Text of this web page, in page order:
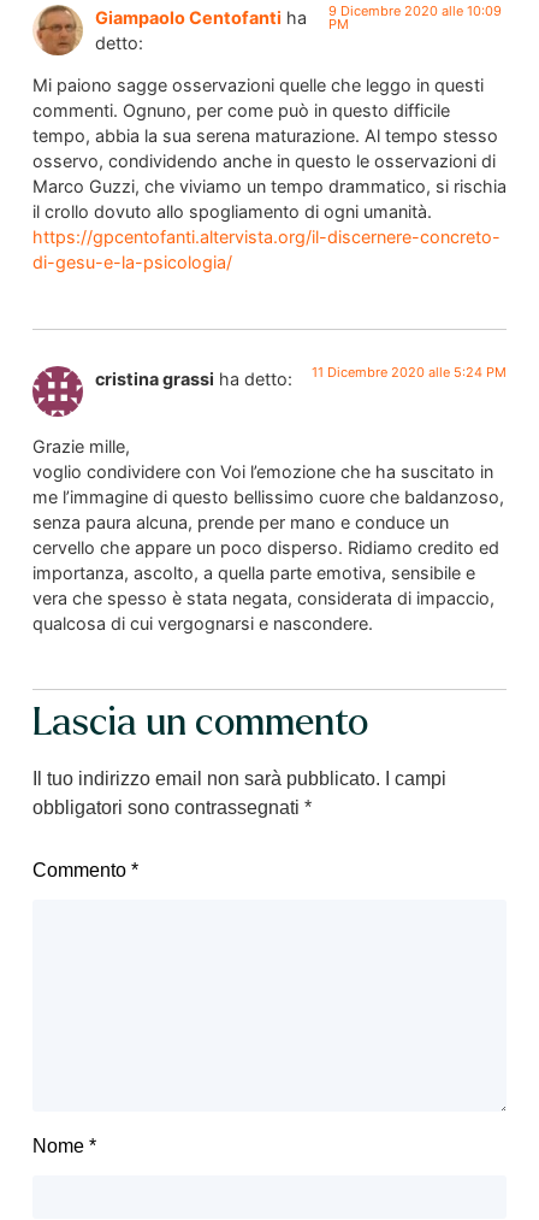
Giampaolo Centofanti ha
detto:
9 Dicembre 2020 alle 10:09
PM
Mi paiono sagge osservazioni quelle che leggo in questi
commenti. Ognuno, per come può in questo difficile
tempo, abbia la sua serena maturazione. Al tempo stesso
osservo, condividendo anche in questo le osservazioni di
Marco Guzzi, che viviamo un tempo drammatico, si rischia
il crollo dovuto allo spogliamento di ogni umanità.
https://gpcentofanti.altervista.org/il-discernere-concreto-
di-gesu-e-la-psicologia/
cristina grassi ha detto: 11 Dicembre 2020 alle 5:24 PM
Grazie mille,
voglio condividere con Voi l’emozione che ha suscitato in
me l’immagine di questo bellissimo cuore che baldanzoso,
senza paura alcuna, prende per mano e conduce un
cervello che appare un poco disperso. Ridiamo credito ed
importanza, ascolto, a quella parte emotiva, sensibile e
vera che spesso è stata negata, considerata di impaccio,
qualcosa di cui vergognarsi e nascondere.
Lascia un commento
Il tuo indirizzo email non sarà pubblicato.
I campi
obbligatori sono contrassegnati *
Commento *
Nome *